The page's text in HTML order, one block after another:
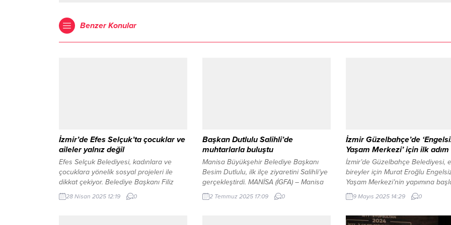
Benzer Konular
İzmir’de Efes Selçuk’ta çocuklar ve
aileler yalnız değil
Efes Selçuk Belediyesi, kadınlara ve
çocuklara yönelik sosyal projeleri ile
dikkat çekiyor. Belediye Başkanı Filiz
Ceritoğlu Sengel’in 2019’da göreve
gelmesinin ardından hayata geçirdiği
28 Nisan 2025 12:19 0
Başkan Dutlulu Salihli’de
muhtarlarla buluştu
Manisa Büyükşehir Belediye Başkanı
Besim Dutlulu, ilk ilçe ziyaretini Salihli’ye
gerçekleştirdi. MANİSA (İGFA) – Manisa
Büyükşehir Belediye Başkanı Besim
Dutlulu’nun muhtarlarla toplantısına,
2 Temmuz 2025 17:09 0
İzmir Güzelbahçe’de
Yaşam Merkezi’ için ilk adım
İzmir’de Güzelbahçe Belediyesi,
bireyler için Murat Eroğlu
Yaşam Merkezi’nin yapımına
Projenin 3 Aralık Dünya Engelliler
Günü’nde tamamlanması
engelli bireylerin sosyal hayata
9 Mayıs 2025 14:29 0